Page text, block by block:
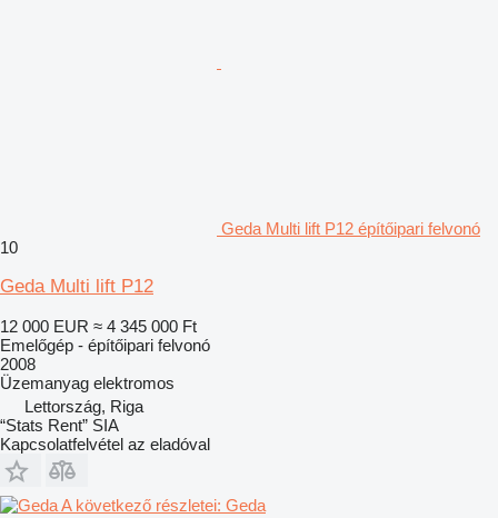
Geda Multi lift P12 építőipari felvonó
10
Geda Multi lift P12
12 000 EUR ≈ 4 345 000 Ft
Emelőgép - építőipari felvonó
2008
Üzemanyag elektromos
Lettország, Riga
“Stats Rent” SIA
Kapcsolatfelvétel az eladóval
A következő részletei: Geda